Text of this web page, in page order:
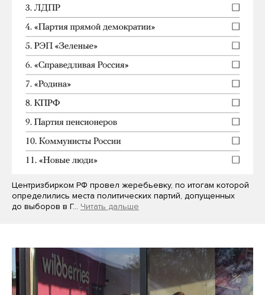
Центризбирком РФ провел жеребьевку, по итогам которой
определились места политических партий, допущенных
до выборов в Г… Читать дальше